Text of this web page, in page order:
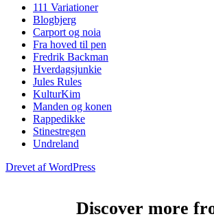
111 Variationer
Blogbjerg
Carport og noia
Fra hoved til pen
Fredrik Backman
Hverdagsjunkie
Jules Rules
KulturKim
Manden og konen
Rappedikke
Stinestregen
Undreland
Drevet af WordPress
Discover more